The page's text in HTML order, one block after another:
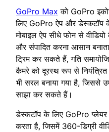
GoPro Max को GoPro
लिए GoPro ऐप और डेस्कटॉप
मोबाइल ऐप सीधे फोन से
और संपादित करना आसान
ट्रिम कर सकते हैं, गति
कैमरे को दूरस्थ रूप से
भी सरल बनाया गया है, जिससे
साझा कर सकते हैं।
डेस्कटॉप के लिए GoPro प्लेयर
करता है, जिसमें 360-डिग्री